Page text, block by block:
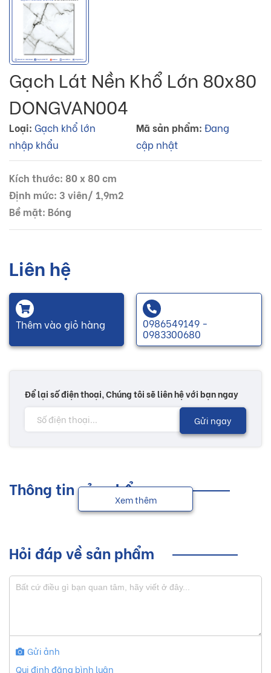
Gạch Lát Nền Khổ Lớn 80x80
DONGVAN004
Loại: Gạch khổ lớn
nhập khẩu
Mã sản phẩm: Đang
cập nhật
Kích thước: 80 x 80 cm
Định mức: 3 viên/ 1,9m2
Bề mặt: Bóng
Liên hệ
Thêm vào giỏ hàng 0986549149 -
0983300680
Để lại số điện thoại, Chúng tôi sẽ liên hệ với bạn ngay
Gửi ngay
Thông tin sản phẩm
Xem thêm
Hỏi đáp về sản phẩm
Gửi ảnh
Qui định đăng bình luận